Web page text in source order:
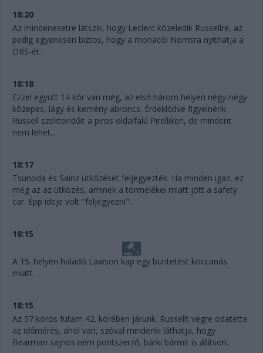
18:20
Az mindenesetre látszik, hogy Leclerc közeledik Russellre, az
pedig egyenesen biztos, hogy a monacói Norrisra nyithatja a
DRS-ét.
18:18
Ezzel együtt 14 kör van még, az első három helyen négy-négy
közepes, lágy és kemény abroncs. Érdeklődve figyelnénk
Russell szektoridőit a piros oldalfalú Pirelliken, de mindent
nem lehet...
18:17
Tsunoda és Sainz ütközését feljegyezték. Ha minden igaz, ez
még az az ütközés, aminek a törmelékei miatt jött a safety
car. Épp ideje volt "feljegyezni".
18:15
A 15. helyen haladó Lawson kap egy büntetést koccanás
miatt.
18:15
Az 57 körös futam 42. körében járunk. Russellt végre odatette
az időmérés, ahol van, szóval mindenki láthatja, hogy
Bearman sajnos nem pontszerző, bárki bármit is állítson.